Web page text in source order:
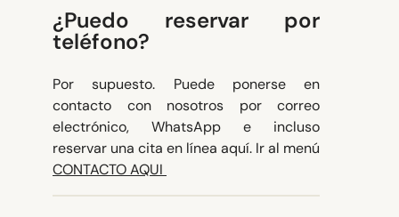
¿Puedo reservar por
teléfono?
Por supuesto. Puede ponerse en
contacto con nosotros por correo
electrónico, WhatsApp e incluso
reservar una cita en línea aquí. Ir al menú
CONTACTO AQUI